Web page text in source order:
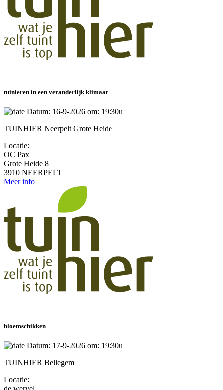
tuinieren in een veranderlijk klimaat
Datum: 16-9-2026 om: 19:30u
TUINHIER Neerpelt Grote Heide
Locatie:
OC Pax
Grote Heide 8
3910 NEERPELT
Meer info
bloemschikken
Datum: 17-9-2026 om: 19:30u
TUINHIER Bellegem
Locatie: